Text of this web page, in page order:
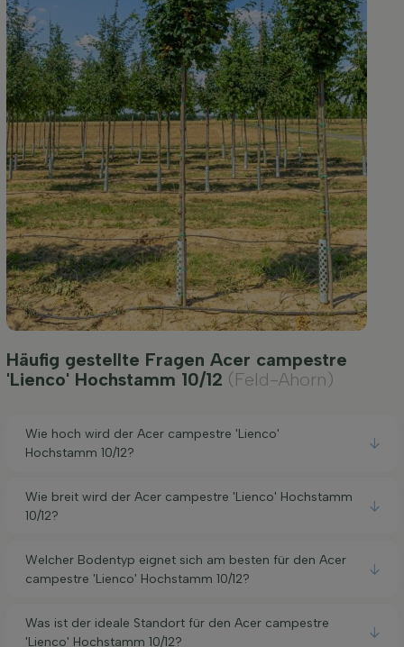
Häufig gestellte Fragen Acer campestre
'Lienco' Hochstamm 10/12 (Feld-Ahorn)
Wie hoch wird der Acer campestre 'Lienco'
Hochstamm 10/12?
Wie breit wird der Acer campestre 'Lienco' Hochstamm
10/12?
Welcher Bodentyp eignet sich am besten für den Acer
campestre 'Lienco' Hochstamm 10/12?
Was ist der ideale Standort für den Acer campestre
'Lienco' Hochstamm 10/12?